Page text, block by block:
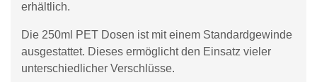
erhältlich.
Die 250ml PET Dosen ist mit einem Standardgewinde
ausgestattet. Dieses ermöglicht den Einsatz vieler
unterschiedlicher Verschlüsse.